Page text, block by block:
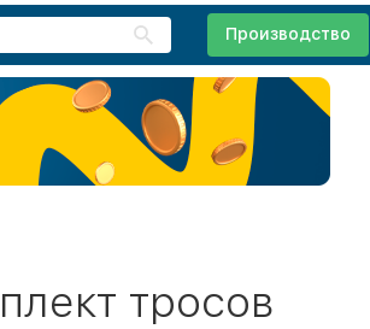
Производство
тросов